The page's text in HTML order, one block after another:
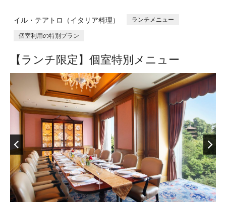
イル・テアトロ（イタリア料理） ランチメニュー
個室利用の特別プラン
【ランチ限定】個室特別メニュー